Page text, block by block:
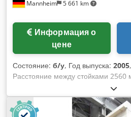
Mannheim 5 661 km
цене
Состояние: б/у, Год выпуска: 2005
Расстояние между стойками
Расстояние стол/ползун, ход
2500 x 1730 мм Давление
пуансона в столе 395 мм